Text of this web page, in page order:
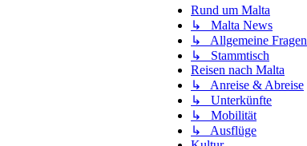
Rund um Malta
↳ Malta News
↳ Allgemeine Fragen
↳ Stammtisch
Reisen nach Malta
↳ Anreise & Abreise
↳ Unterkünfte
↳ Mobilität
↳ Ausflüge